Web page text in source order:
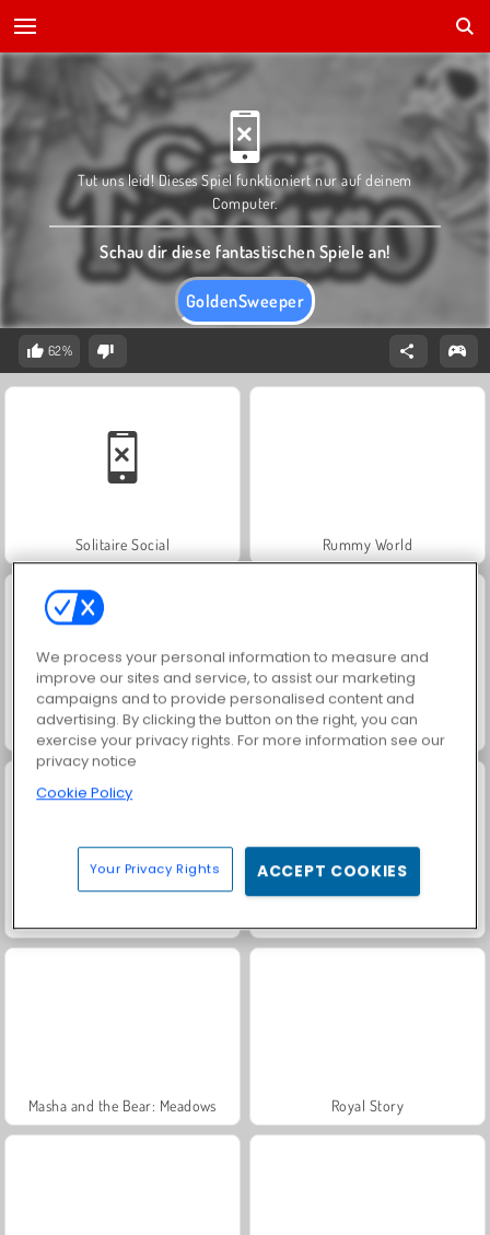
GoldenSweeper
Tut uns leid! Dieses Spiel funktioniert nur auf deinem
Computer.
Schau dir diese fantastischen Spiele an!
62%
Solitaire Social Rummy World
Scala 40 Jewel Garden Story
Masha and the Bear: Meadows Royal Story
We process your personal information to measure and
improve our sites and service, to assist our marketing
campaigns and to provide personalised content and
advertising. By clicking the button on the right, you can
exercise your privacy rights. For more information see our
privacy notice
Cookie Policy
Your Privacy Rights ACCEPT COOKIES